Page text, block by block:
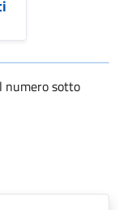
numero sotto